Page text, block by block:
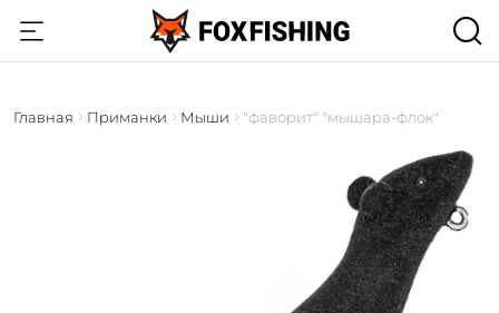
Главная Приманки Мыши "фаворит" "мышара-флок"